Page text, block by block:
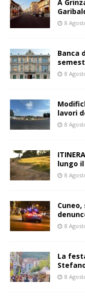
A
8
Banca
8
lavori
8
lungo
8
8
La
8